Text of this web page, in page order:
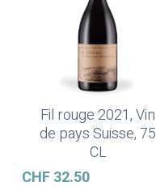
Lire La Suite
Fil rouge 2021, Vin
de pays Suisse, 75
CL
CHF32.50